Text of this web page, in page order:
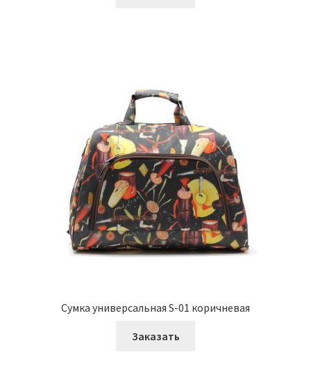
Сумка универсальная S-01 коричневая
Заказать